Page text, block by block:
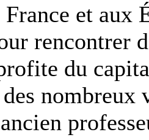
et aux
rencontrer
du
nombreux